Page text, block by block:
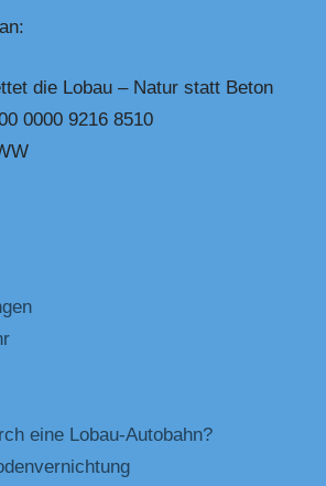
die Lobau – Natur statt Beton
0000 9216 8510
eine Lobau-Autobahn?